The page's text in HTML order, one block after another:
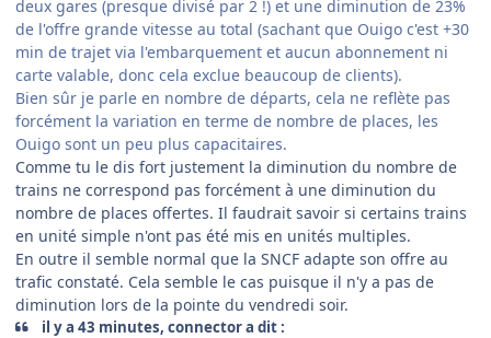
deux gares (presque divisé par 2 !) et une diminution de 23%
de l'offre grande vitesse au total (sachant que Ouigo c'est +30
min de trajet via l'embarquement et aucun abonnement ni
carte valable, donc cela exclue beaucoup de clients).
Bien sûr je parle en nombre de départs, cela ne reflète pas
forcément la variation en terme de nombre de places, les
Ouigo sont un peu plus capacitaires.
Comme tu le dis fort justement la diminution du nombre de
trains ne correspond pas forcément à une diminution du
nombre de places offertes. Il faudrait savoir si certains trains
en unité simple n'ont pas été mis en unités multiples.
En outre il semble normal que la SNCF adapte son offre au
trafic constaté. Cela semble le cas puisque il n'y a pas de
diminution lors de la pointe du vendredi soir.
il y a 43 minutes, connector a dit :